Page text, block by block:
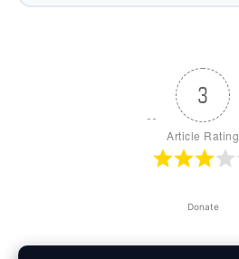
3
Article Rating
Donate